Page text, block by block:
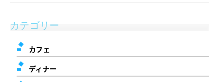
カテゴリー
カフェ
ディナー